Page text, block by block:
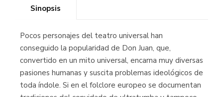
Sinopsis
Pocos personajes del teatro universal han
conseguido la popularidad de Don Juan, que,
convertido en un mito universal, encarna muy diversas
pasiones humanas y suscita problemas ideológicos de
toda índole. Si en el folclore europeo se documentan